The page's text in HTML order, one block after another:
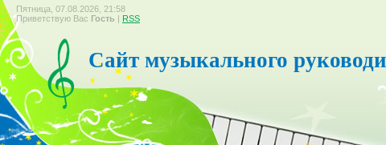
Пятница, 07.08.2026, 21:58
Приветствую Вас Гость | RSS
Сайт музыкального